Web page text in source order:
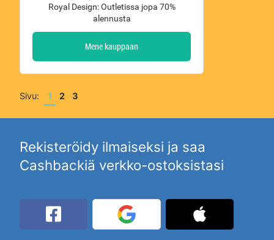
Royal Design: Outletissa jopa 70%
alennusta
Mene kauppaan
Sivu: 1 2 3
Rekisteröidy ilmaiseksi ja saa
Cashbackiä verkko-ostoksistasi